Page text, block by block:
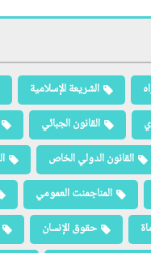
الشريعة الإسلامية
القانون الجبائي
القانون الدولي الخاص
المناجمنت العمومي
حقوق الإنسان